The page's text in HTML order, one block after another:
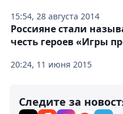
15:54, 28 августа 2014
20:24, 11 июня 2015
Россияне стали
честь героев «Игры
Следите за